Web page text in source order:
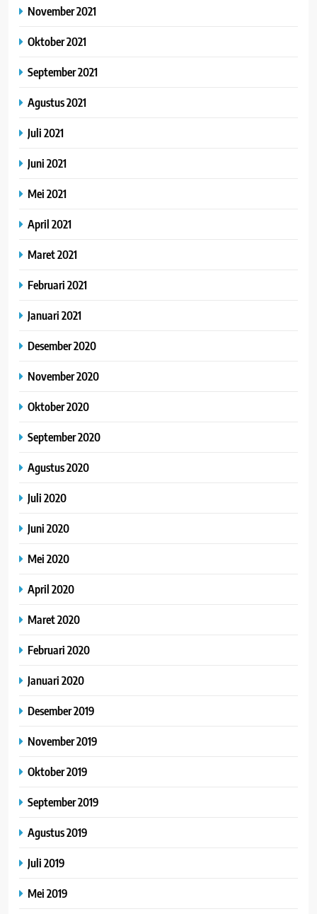
November 2021
Oktober 2021
September 2021
Agustus 2021
Juli 2021
Juni 2021
Mei 2021
April 2021
Maret 2021
Februari 2021
Januari 2021
Desember 2020
November 2020
Oktober 2020
September 2020
Agustus 2020
Juli 2020
Juni 2020
Mei 2020
April 2020
Maret 2020
Februari 2020
Januari 2020
Desember 2019
November 2019
Oktober 2019
September 2019
Agustus 2019
Juli 2019
Mei 2019